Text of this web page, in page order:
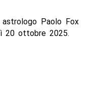
Paolo Fox
20 ottobre 2025.